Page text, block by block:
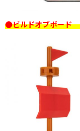
●ビルドオブボード